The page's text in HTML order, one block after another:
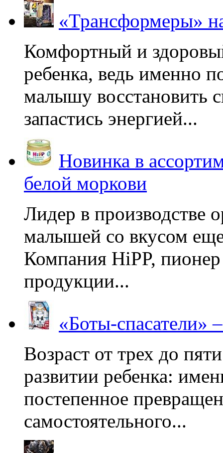
«Трансформеры»
Комфортный и
ребенка, ведь именно
малышу восстановить
запастись энергией...
Новинка в
белой моркови
Лидер в производстве
малышей со вкусом
Компания HiPP, пионер
продукции...
«Боты-спасатели»
Возраст от трех до
развитии ребенка:
постепенное
самостоятельного...